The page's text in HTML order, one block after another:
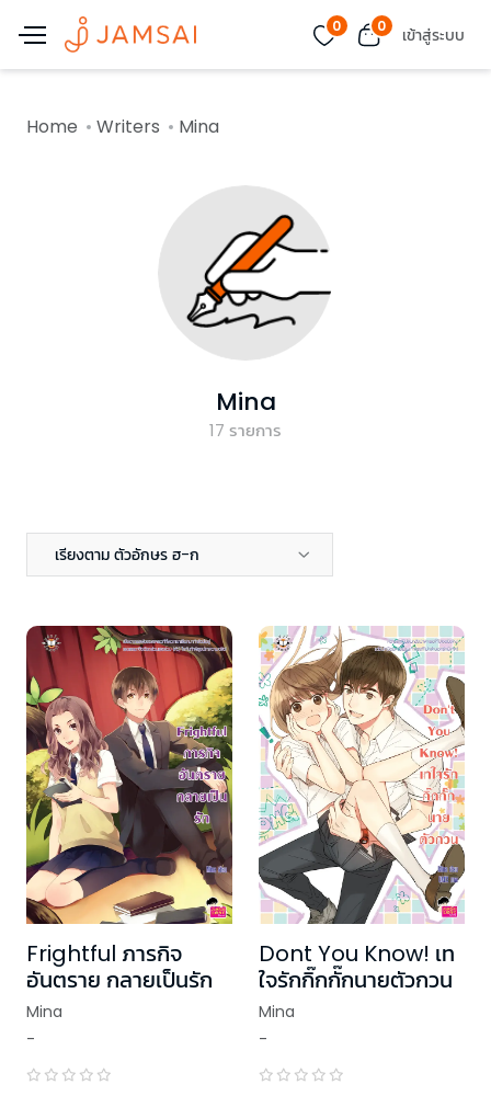
0 0 เข้าสู่ระบบ
Home Writers Mina
Mina
17 รายการ
เรียงตาม ตัวอักษร ฮ-ก
Frightful ภารกิจ
อันตราย กลายเป็นรัก
Mina
-
Dont You Know! เท
ใจรักกิ๊กกั๊กนายตัวกวน
Mina
-